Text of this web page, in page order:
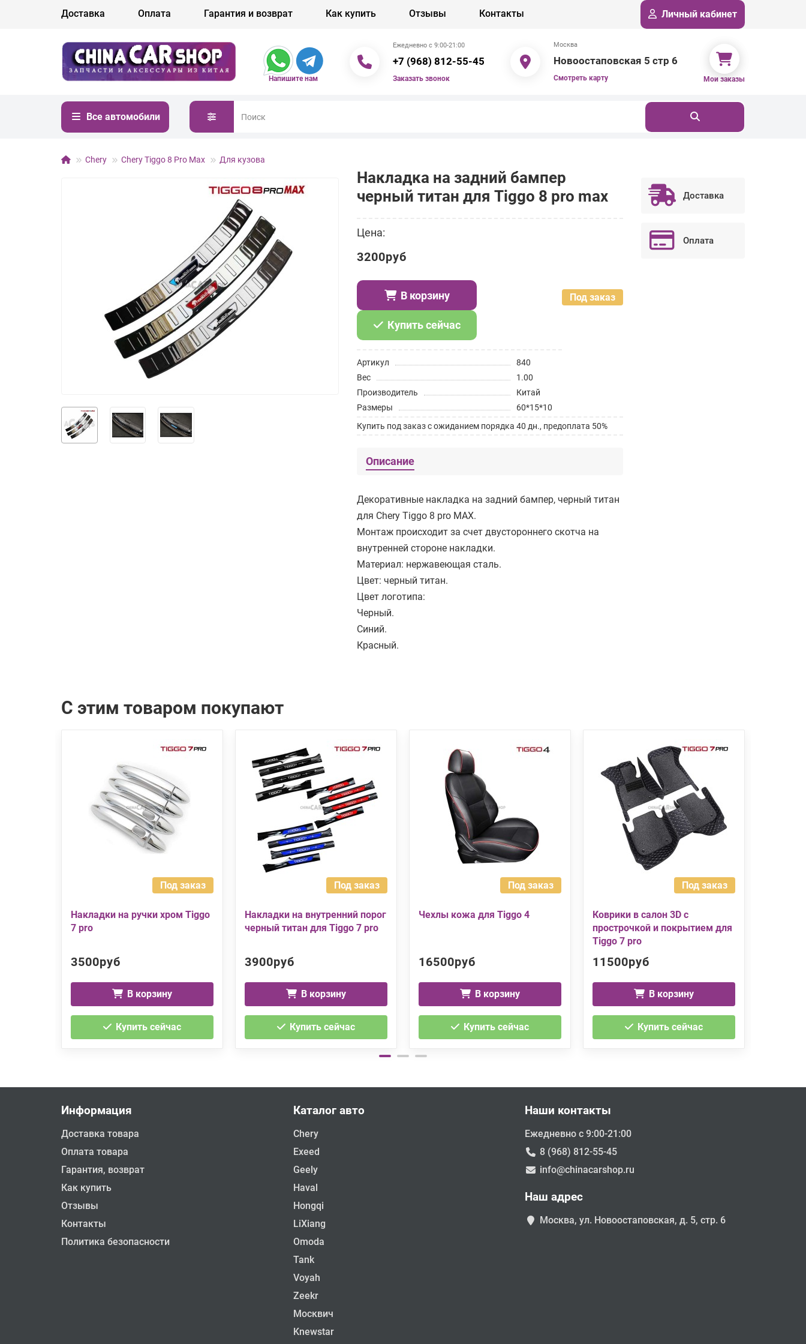
Доставка Оплата Гарантия и возврат Как купить Отзывы Контакты Личный кабинет
Напишите нам
Ежедневно с 9:00-21:00
+7 (968) 812-55-45
Заказать звонок
Москва
Новоостаповская 5 стр 6
Смотреть карту Мои заказы
Все автомобили
Chery Chery Tiggo 8 Pro Max Для кузова
Накладка на задний бампер
черный титан для Tiggo 8 pro max
Цена:
3200руб
Под заказ
В корзину
Купить сейчас
Артикул
840
Вес
1.00
Производитель
Китай
Размеры
60*15*10
Купить под заказ с ожиданием порядка 40 дн., предоплата 50%
Описание
Декоративные накладка на задний бампер, черный титан
для Chery Tiggo 8 pro MAX.
Монтаж происходит за счет двустороннего скотча на
внутренней стороне накладки.
Материал: нержавеющая сталь.
Цвет: черный титан.
Цвет логотипа:
Черный.
Синий.
Красный.
Доставка
Оплата
С этим товаром покупают
Под заказ
Накладки на ручки хром Tiggo
7 pro
3500руб
В корзину
Купить сейчас
Под заказ
Накладки на внутренний порог
черный титан для Tiggo 7 pro
3900руб
В корзину
Купить сейчас
Под заказ
Чехлы кожа для Tiggo 4
16500руб
В корзину
Купить сейчас
Под заказ
Коврики в салон 3D с
прострочкой и покрытием для
Tiggo 7 pro
11500руб
В корзину
Купить сейчас
Информация
Доставка товара
Оплата товара
Гарантия, возврат
Как купить
Отзывы
Контакты
Политика безопасности
Каталог авто
Chery
Exeed
Geely
Haval
Hongqi
LiXiang
Omoda
Tank
Voyah
Zeekr
Москвич
Knewstar
Наши контакты
Ежедневно с 9:00-21:00
8 (968) 812-55-45
info@chinacarshop.ru
Наш адрес
Москва, ул. Новоостаповская, д. 5, стр. 6